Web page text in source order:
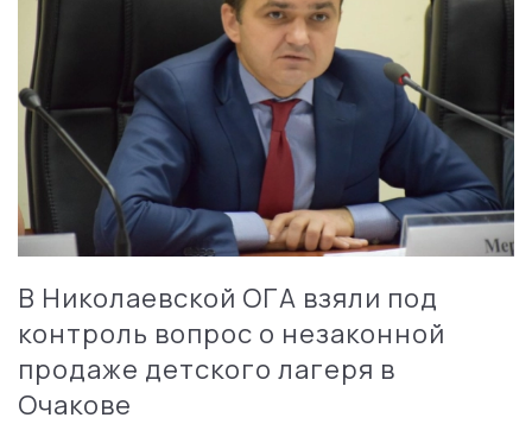
В Николаевской ОГА взяли под
контроль вопрос о незаконной
продаже детского лагеря в
Очакове